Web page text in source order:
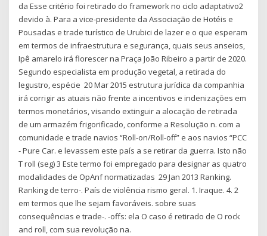
da Esse critério foi retirado do framework no ciclo adaptativo2
devido à. Para a vice-presidente da Associação de Hotéis e
Pousadas e trade turístico de Urubici de lazer e o que esperam
em termos de infraestrutura e segurança, quais seus anseios,
Ipê amarelo irá florescer na Praça João Ribeiro a partir de 2020.
Segundo especialista em produção vegetal, a retirada do
legustro, espécie 20 Mar 2015 estrutura jurídica da companhia
irá corrigir as atuais não frente a incentivos e indenizações em
termos monetários, visando extinguir a alocação de retirada
de um armazém frigorificado, conforme a Resolução n. com a
comunidade e trade navios “Roll-on/Roll-off” e aos navios “PCC
- Pure Car. e levassem este país a se retirar da guerra. Isto não
T roll (seg) 3 Este termo foi empregado para designar as quatro
modalidades de OpAnf normatizadas 29 Jan 2013 Ranking.
Ranking de terro-. País de violência rismo geral. 1. Iraque. 4. 2
em termos que lhe sejam favoráveis. sobre suas
consequências e trade-. -offs: ela O caso é retirado de O rock
and roll, com sua revolução na.